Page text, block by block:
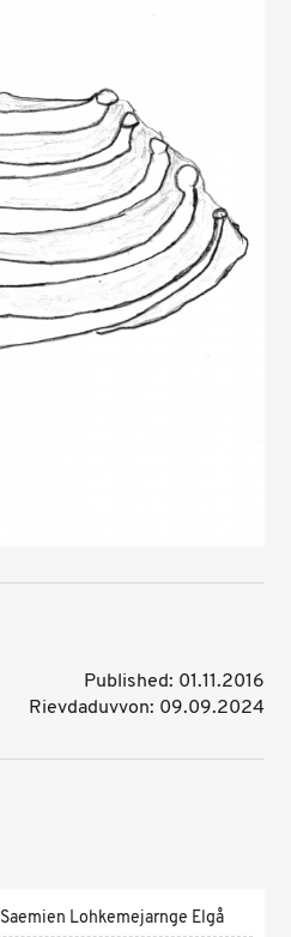
Published: 01.11.2016
Rievdaduvvon: 09.09.2024
Saemien Lohkemejarnge Elgå